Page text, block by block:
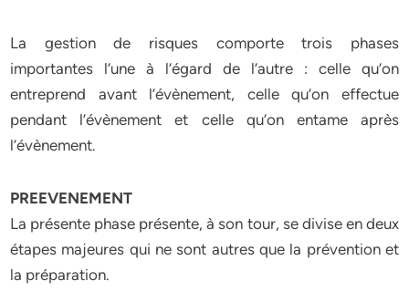
La gestion de risques comporte trois phases
importantes l’une à l’égard de l’autre : celle qu’on
entreprend avant l’évènement, celle qu’on effectue
pendant l’évènement et celle qu’on entame après
l’évènement.
PREEVENEMENT
La présente phase présente, à son tour, se divise en deux
étapes majeures qui ne sont autres que la prévention et
la préparation.